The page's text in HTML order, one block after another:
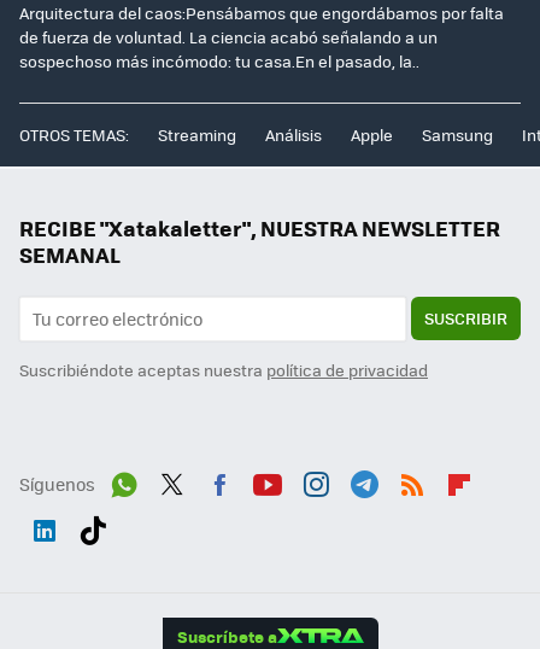
Arquitectura del caos:Pensábamos que engordábamos por falta
de fuerza de voluntad. La ciencia acabó señalando a un
sospechoso más incómodo: tu casa.En el pasado, la..
OTROS TEMAS: Streaming Análisis Apple Samsung
RECIBE "Xatakaletter", NUESTRA NEWSLETTER
SEMANAL
SUSCRIBIR
Suscribiéndote aceptas nuestra política de privacidad
Síguenos
Suscríbete a